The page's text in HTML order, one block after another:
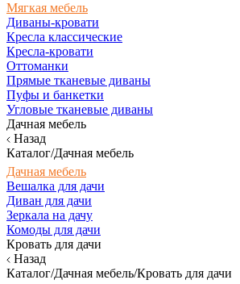
Мягкая мебель
Диваны-кровати
Кресла классические
Кресла-кровати
Оттоманки
Прямые тканевые диваны
Пуфы и банкетки
Угловые тканевые диваны
Дачная мебель
Назад
Каталог/Дачная мебель
Дачная мебель
Вешалка для дачи
Диван для дачи
Зеркала на дачу
Комоды для дачи
Кровать для дачи
Назад
Каталог/Дачная мебель/Кровать для дачи